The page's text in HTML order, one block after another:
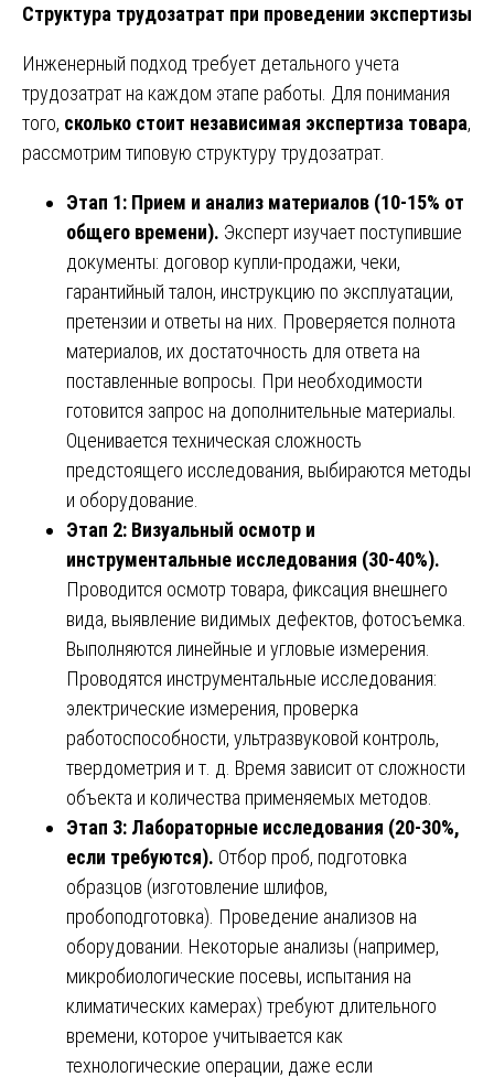
Структура трудозатрат при проведении экспертизы
Инженерный подход требует детального учета
трудозатрат на каждом этапе работы. Для понимания
того, сколько стоит независимая экспертиза товара,
рассмотрим типовую структуру трудозатрат.
Этап 1: Прием и анализ материалов (10-15% от
общего времени). Эксперт изучает поступившие
документы: договор купли-продажи, чеки,
гарантийный талон, инструкцию по эксплуатации,
претензии и ответы на них. Проверяется полнота
материалов, их достаточность для ответа на
поставленные вопросы. При необходимости
готовится запрос на дополнительные материалы.
Оценивается техническая сложность
предстоящего исследования, выбираются методы
и оборудование.
Этап 2: Визуальный осмотр и
инструментальные исследования (30-40%).
Проводится осмотр товара, фиксация внешнего
вида, выявление видимых дефектов, фотосъемка.
Выполняются линейные и угловые измерения.
Проводятся инструментальные исследования:
электрические измерения, проверка
работоспособности, ультразвуковой контроль,
твердометрия и т. д. Время зависит от сложности
объекта и количества применяемых методов.
Этап 3: Лабораторные исследования (20-30%,
если требуются). Отбор проб, подготовка
образцов (изготовление шлифов,
пробоподготовка). Проведение анализов на
оборудовании. Некоторые анализы (например,
микробиологические посевы, испытания на
климатических камерах) требуют длительного
времени, которое учитывается как
технологические операции, даже если